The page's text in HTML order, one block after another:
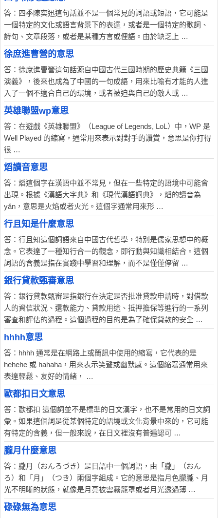
答：四季陳奕迅這句話並不是一個常見的詞語或短語，它可能是
一個特定的文化或語言背景下的表達，或者是一個特定的歌詞、
詩句、文章段落，或者是某種方言或俚語。由於缺乏上 …
徐庶進曹營的意思
答：徐庶進曹營這句話源自中國古代三國時期的歷史典籍《三國
演義》，後來也成為了中國的一句成語，用來比喻有才能的人進
入了一個不適合自己的環境，或者被迫與自己的敵人或 …
英雄聯盟wp意思
答：在遊戲《英雄聯盟》（League of Legends, LoL）中，WP 是
Well Played 的縮寫，通常用來表示對對手的讚賞，意思是你打得
很 …
熖讀音意思
答：熖這個字在漢語中並不常見，但在一些特定的語境中可能會
出現。根據《漢語大字典》和《現代漢語詞典》，熖的讀音為
yǎn，意思是火焰或者火光。這個字通常用來形 …
行且知是什麼意思
答：行且知這個詞語來自中國古代哲學，特別是儒家思想中的概
念。它表達了一種知行合一的觀念，即行動與知識相結合。這個
詞語的含義是指在實踐中學習和理解，而不是僅僅停留 …
銀行貸款甄審意思
答：銀行貸款甄審是指銀行在決定是否批准貸款申請時，對借款
人的資信狀況、還款能力、貸款用途、抵押擔保等進行的一系列
審查和評估的過程。這個過程的目的是為了確保貸款的安全 …
hhhh意思
答：hhhh 通常是在網路上或簡訊中使用的縮寫，它代表的是
hehehe 或 hahaha，用來表示笑聲或幽默感。這個縮寫通常用來
表達輕鬆、友好的情緒， …
歐都扣日文意思
答：歐都扣 這個詞並不是標準的日文漢字，也不是常用的日文詞
彙。如果這個詞是從某個特定的語境或文化背景中來的，它可能
有特定的含義，但一般來說，在日文裡沒有普遍認可 …
朧月什麼意思
答：朧月（おんろづき）是日語中一個詞語，由「朧」（おん
ろ）和「月」（つき）兩個字組成。它的意思是指月色朦朧、月
光不明晰的狀態，就像是月亮被雲霧籠罩或者月光透過薄 …
碌碌無為意思